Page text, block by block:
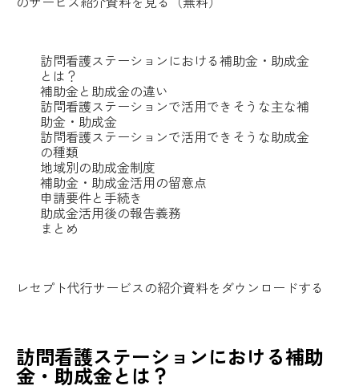
訪問看護ステーションにおける補助金・助成金
とは？
補助金と助成金の違い
訪問看護ステーションで活用できそうな主な補
助金・助成金
訪問看護ステーションで活用できそうな助成金
の種類
地域別の助成金制度
補助金・助成金活用の留意点
申請要件と手続き
助成金活用後の報告義務
まとめ
レセプト代行サービスの紹介資料をダウンロードする
訪問看護ステーションにおける補助
金・助成金とは？